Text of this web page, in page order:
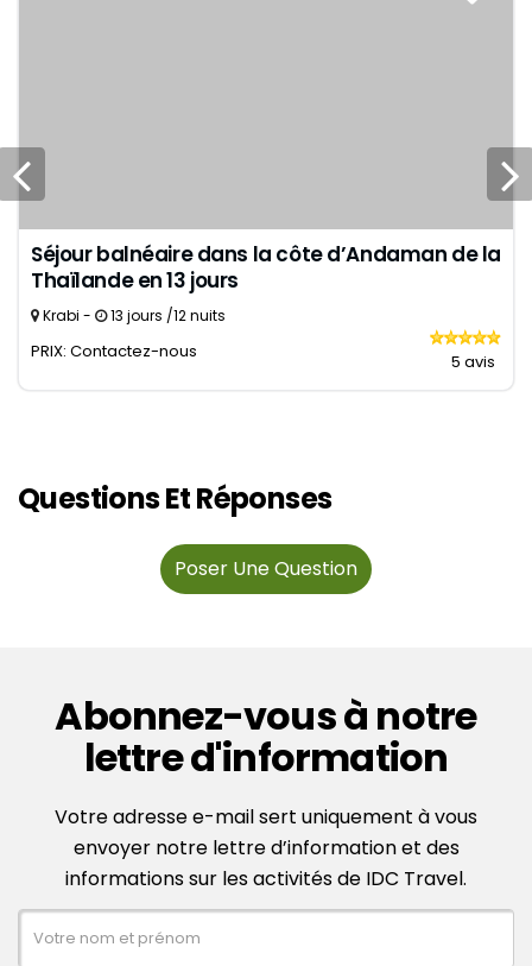
Séjour balnéaire dans la côte d’Andaman de la
Thaïlande en 13 jours
Krabi - 13 jours /12 nuits
PRIX: Contactez-nous 5 avis
Questions Et Réponses
Poser Une Question
Abonnez-vous à notre
lettre d'information
Votre adresse e-mail sert uniquement à vous
envoyer notre lettre d’information et des
informations sur les activités de IDC Travel.